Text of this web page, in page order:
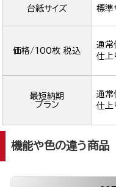
台紙サイズ 標
価格/100枚 税込
通
仕上
最短納期
プラン
通
仕上
機能や色の違う商品